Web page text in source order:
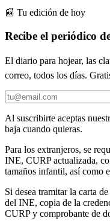
📰 Tu edición de hoy
Recibe el periódico
El diario para hojear, las
correo, todos los días.
Al suscribirte aceptas
baja cuando quieras.
Para los extranjeros, se
INE, CURP actualizada,
tamaños infantil, así como
Si desea tramitar la carta
del INE, copia de la
CURP y comprobante de